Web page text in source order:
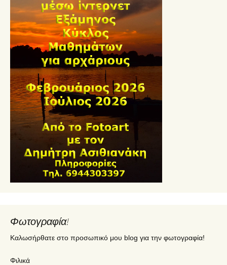
Φωτογραφία!
Καλωσήρθατε στο προσωπικό μου blog για την φωτογραφία!
Φιλικά